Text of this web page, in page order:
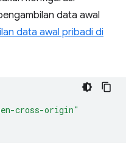
data awal
data awal pribadi di
cross-origin"